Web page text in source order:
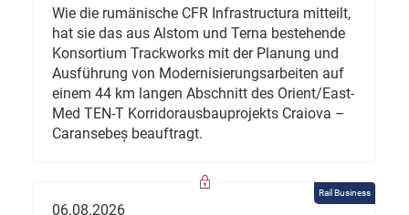
Wie die rumänische CFR Infrastructura mitteilt,
hat sie das aus Alstom und Terna bestehende
Konsortium Trackworks mit der Planung und
Ausführung von Modernisierungsarbeiten auf
einem 44 km langen Abschnitt des Orient/East-
Med TEN-T Korridorausbauprojekts Craiova –
Caransebeș beauftragt.
Rail Business
06.08.2026